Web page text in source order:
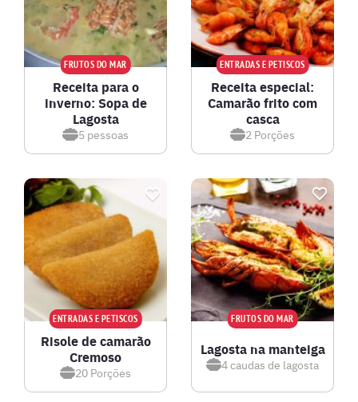
FRUTOS DO MAR
Receita para o
inverno: Sopa de
Lagosta
5 pessoas
ENTRADAS E PETISCOS
Receita especial:
Camarão frito com
casca
2 Porções
ENTRADAS E PETISCOS
Risole de camarão
Cremoso
20 Porções
FRUTOS DO MAR
Lagosta na manteiga
4caudas de lagosta